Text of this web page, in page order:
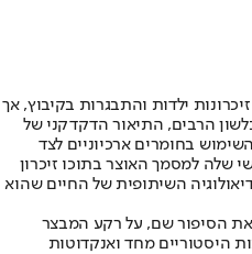
ילדות והתבגרות בקיבוץ, אך
הרבים, התיאור הדקדקני של
בחומרים ארכיוניים לצד
שלה למסמך האוצר בתוכו זיכרון
השיתופית של החיים שהוא
את הסיפור שם, על רקע המבצר
היסטוריים מחד ואנקדוטות